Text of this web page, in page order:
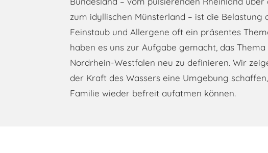
zum idyllischen Münsterland – ist die Belastung
Feinstaub und Allergene oft ein präsentes
haben es uns zur Aufgabe gemacht, das
Nordrhein-Westfalen neu zu definieren. Wir
der Kraft des Wassers eine Umgebung
Familie wieder befreit aufatmen können.